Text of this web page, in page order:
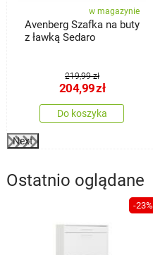
w magazynie
Avenberg Szafka na buty
z ławką Sedaro
219,99 zł
204,99zł
Do koszyka
Next
Ostatnio oglądane
-23%